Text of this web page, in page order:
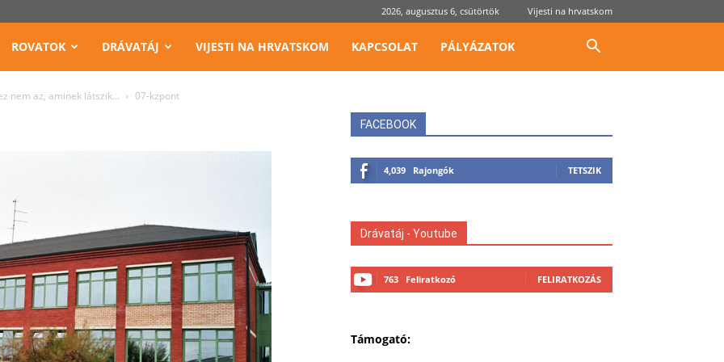
2026, augusztus 6, csütörtök Vijesti na hrvatskom
ROVATOK DRÁVATÁJ VIJESTI NA HRVATSKOM KAPCSOLAT PÁLYÁZATOK
nem az, aminek látszik… 07-kzpont
FACEBOOK
4,039 Rajongók TETSZIK
Drávatáj - Youtube
763 Feliratkozó FELIRATKOZÁS
Támogató: